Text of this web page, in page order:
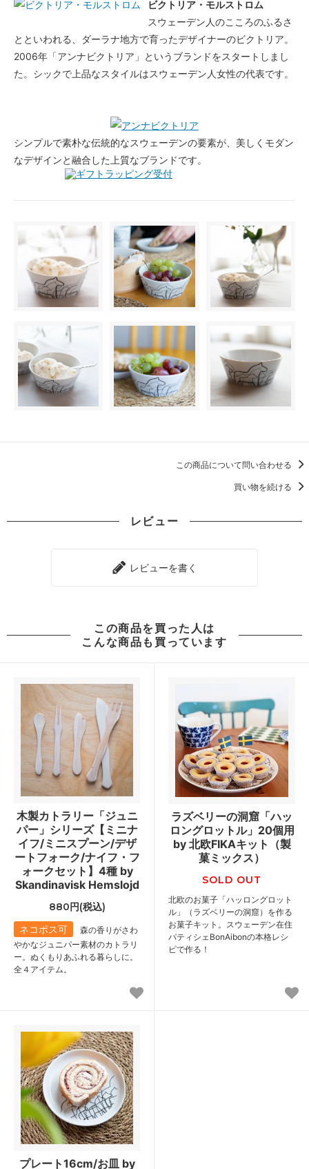
ビクトリア・モルストロム
スウェーデン人のこころのふるさ
とといわれる、ダーラナ地方で育ったデザイナーのビクトリア。
2006年「アンナビクトリア」というブランドをスタートしまし
た。シックで上品なスタイルはスウェーデン人女性の代表です。
シンプルで素朴な伝統的なスウェーデンの要素が、美しくモダン
なデザインと融合した上質なブランドです。
この商品について問い合わせる
買い物を続ける
レビュー
レビューを書く
この商品を買った人は
こんな商品も買っています
木製カトラリー「ジュニ
パー」シリーズ【ミニナ
イフ/ミニスプーン/デザ
ートフォーク/ナイフ・フ
ォークセット】4種 by
Skandinavisk Hemslojd
880円(税込)
ネコポス可
森の香りがさわ
やかなジュニパー素材のカトラリ
ー。ぬくもりあふれる暮らしに。
全４アイテム。
ラズベリーの洞窟「ハッ
ロングロットル」20個用
by 北欧FIKAキット（製
菓ミックス）
SOLD OUT
北欧のお菓子「ハッロングロット
ル」（ラズベリーの洞窟）を作る
お菓子キット。スウェーデン在住
パティシェBonAibonの本格レシ
ピで作る！
プレート16cm/お皿 by